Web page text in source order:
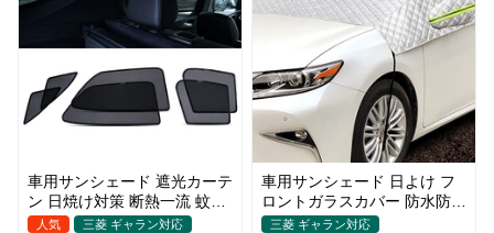
車用サンシェード 遮光カーテ
ン 日焼け対策 断熱一流 蚊よ
け 汎用 マグネット付き 取付
人気 三菱 ギャラン対応
車用サンシェード 日よけ フ
ロントガラスカバー 防水防塵
遮光断熱 折畳 収納簡単 降雨
三菱 ギャラン対応